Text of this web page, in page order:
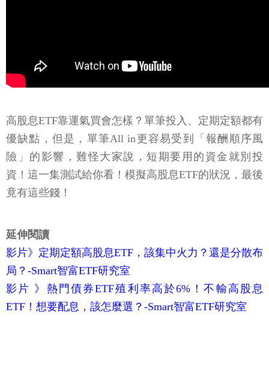
高股息ETF靠運氣買會怎樣？單筆投入、定期定額都有
優缺點，但是，單筆All in更容易受到「報酬順序風
險」的影響，難怪大家說，短期要用的資金就別投
資！這一集測試給你看！模擬高股息ETF的狀況，最後
竟有這些錢！
延伸閱讀
影片》定期定額高股息ETF，該集中火力？還是分散布
局？-Smart智富ETF研究室
影片 》熱門債券ETF殖利率高於6%！不輸高股息
ETF！想要配息，該怎麼選？-Smart智富ETF研究室